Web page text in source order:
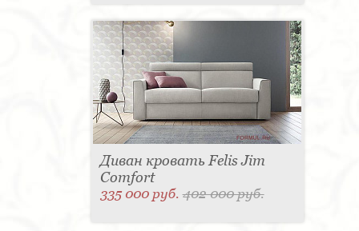
Диван кровать Felis Jim
Comfort
335 000 руб.402 000 руб.